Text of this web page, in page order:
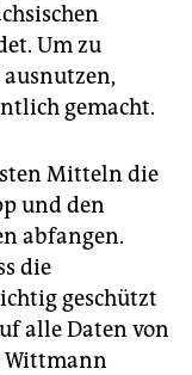
Um zu
gemacht.
Mitteln die
und den
abfangen.
die
geschützt
alle Daten von
Wittmann